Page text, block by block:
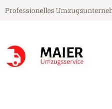
Professionelles